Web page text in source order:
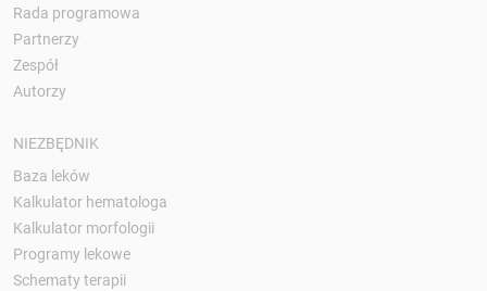
Rada programowa
Partnerzy
Zespół
Autorzy
NIEZBĘDNIK
Baza leków
Kalkulator hematologa
Kalkulator morfologii
Programy lekowe
Schematy terapii